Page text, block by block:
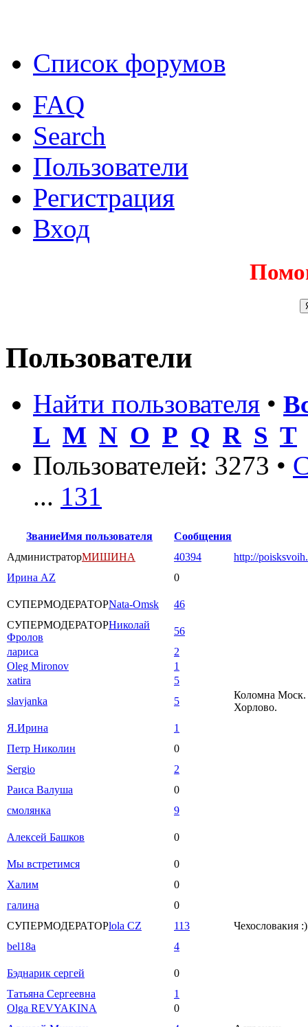
Список форумов
FAQ
Search
Пользователи
Регистрация
Вход
Пользователи
Найти пользователя •
L M N O P Q R S T
Пользователей: 3273 •
... 131
ЗваниеИмя пользователя
Сообщения
АдминистраторМИШИНА 40394
http://
Ирина AZ
0
СУПЕРМОДЕРАТОРNata-Omsk
46
СУПЕРМОДЕРАТОРНиколай
Фролов
56
лариса
2
Oleg Mironov
1
xatira
5
slavjanka
5
Коломна Моск.
Хорлово.
Я.Ирина
1
Петр Николин
0
Sergio
2
Раиса Валуша
0
смолянка
9
Алексей Башков 0
Мы встретимся
0
Халим
0
галина
0
СУПЕРМОДЕРАТОРlola CZ 113
Чехословакия :)
bel18a
4
Бэднарик сергей
0
Татьяна Сергеевна
1
Olga REVYAKINA
0